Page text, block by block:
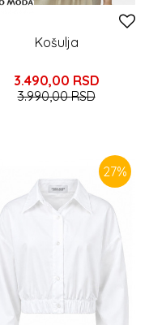
Košulja
3.490,00 RSD
3.990,00RSD
27%